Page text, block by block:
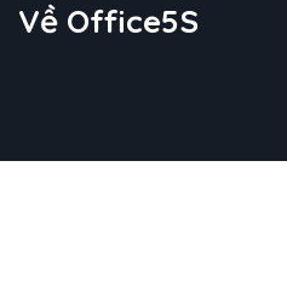
Về Office5S